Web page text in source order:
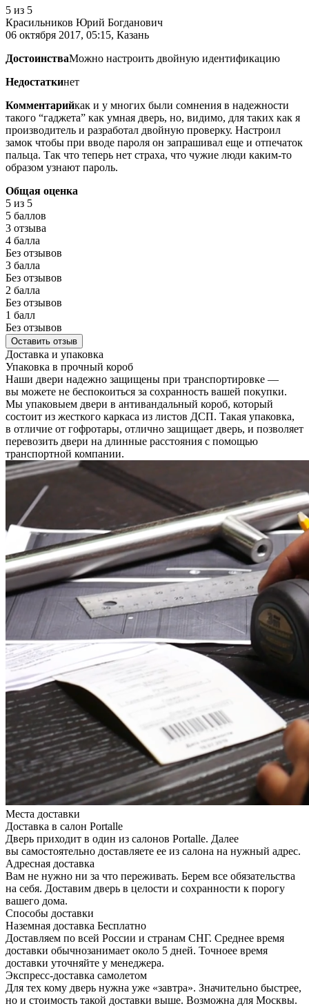
5 из 5
Красильников Юрий Богданович
06 октября 2017, 05:15, Казань
ДостоинстваМожно настроить двойную идентификацию
Недостаткинет
Комментарийкак и у многих были сомнения в надежности
такого “гаджета” как умная дверь, но, видимо, для таких как я
производитель и разработал двойную проверку. Настроил
замок чтобы при вводе пароля он запрашивал еще и отпечаток
пальца. Так что теперь нет страха, что чужие люди каким-то
образом узнают пароль.
Общая оценка
5 из 5
5 баллов
3 отзыва
4 балла
Без отзывов
3 балла
Без отзывов
2 балла
Без отзывов
1 балл
Без отзывов
Оставить отзыв
Доставка и упаковка
Упаковка в прочный короб
Наши двери надежно защищены при транспортировке —
вы можете не беспокоиться за сохранность вашей покупки.
Мы упаковыем двери в антивандальный короб, который
состоит из жесткого каркаса из листов ДСП. Такая упаковка,
в отличие от гофротары, отлично защищает дверь, и позволяет
перевозить двери на длинные расстояния с помощью
транспортной компании.
Места доставки
Доставка в салон Portalle
Дверь приходит в один из салонов Portalle. Далее
вы самостоятельно доставляете ее из салона на нужный адрес.
Адресная доставка
Вам не нужно ни за что переживать. Берем все обязательства
на себя. Доставим дверь в целости и сохранности к порогу
вашего дома.
Способы доставки
Наземная доставка Бесплатно
Доставляем по всей России и странам СНГ. Среднее время
доставки обычнозанимает около 5 дней. Точноее время
доставки уточняйте у менеджера.
Экспресс-доставка самолетом
Для тех кому дверь нужна уже «завтра». Значительно быстрее,
но и стоимость такой доставки выше. Возможна для Москвы.